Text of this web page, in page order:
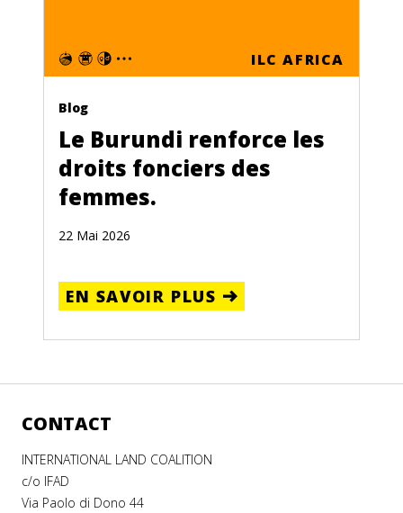
ILC AFRICA
Blog
Le Burundi renforce les
droits fonciers des
femmes.
22 Mai 2026
EN SAVOIR PLUS
CONTACT
INTERNATIONAL LAND COALITION
c/o IFAD
Via Paolo di Dono 44